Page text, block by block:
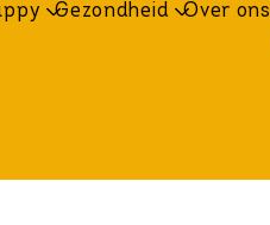
gaanGezondheid Over ons